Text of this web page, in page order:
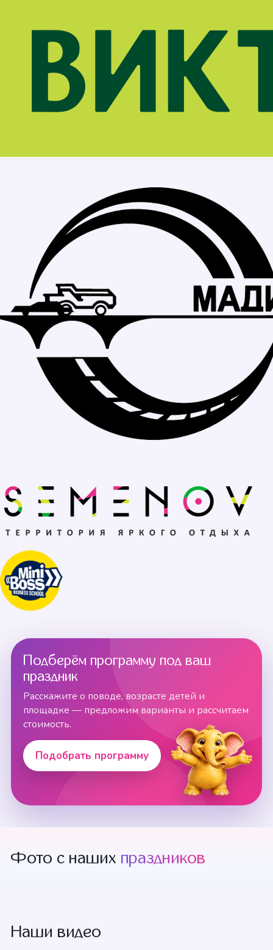
Подберём программу под ваш
праздник
Расскажите о поводе, возрасте детей и
площадке — предложим варианты и рассчитаем
стоимость.
Подобрать программу
Фото с наших праздников
Наши видео